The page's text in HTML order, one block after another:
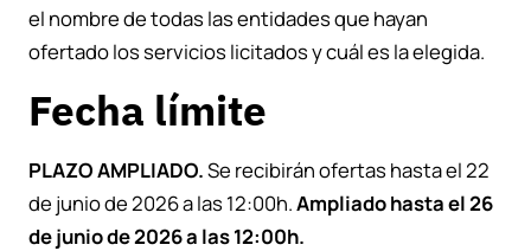
el nombre de todas las entidades que hayan
ofertado los servicios licitados y cuál es la elegida.
Fecha límite
PLAZO AMPLIADO.Se recibirán ofertas hasta el 22
de junio de 2026 a las 12:00h.Ampliado hasta el 26
de junio de 2026 a las 12:00h.